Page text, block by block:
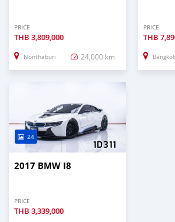
PRICE
THB 3,809,000
Nonthaburi 24,000 km
PRICE
THB
Bangkok
24
2017 BMW I8
PRICE
THB 3,339,000